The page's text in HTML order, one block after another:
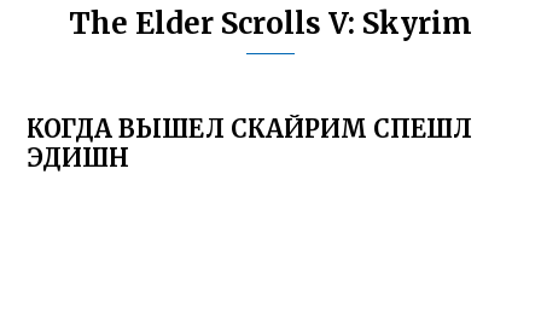
The Elder Scrolls V: Skyrim
КОГДА ВЫШЕЛ СКАЙРИМ СПЕШЛ
ЭДИШН